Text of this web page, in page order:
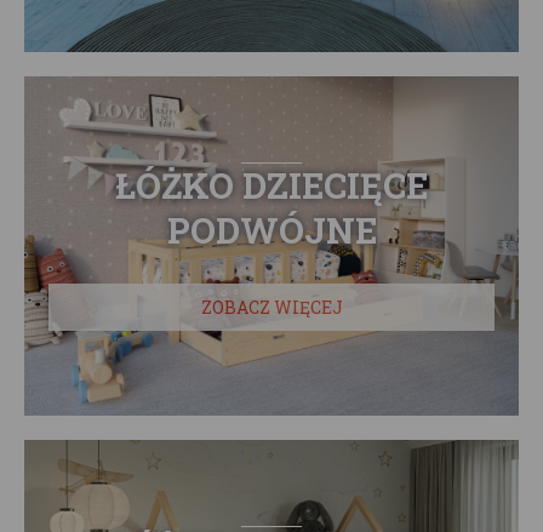
ŁÓŻKO DZIECIĘCE
PODWÓJNE
ZOBACZ WIĘCEJ